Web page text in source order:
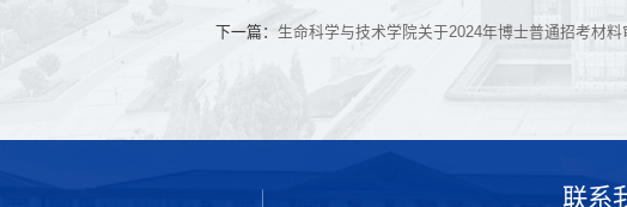
下一篇： 生命科学与技术学院关于2024年博士普通招考材
联系